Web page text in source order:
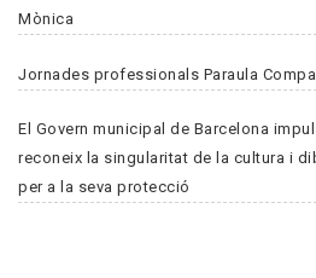
Mònica
Jornades professionals Paraula
El Govern municipal de Barcelona
reconeix la singularitat de la cultura i
per a la seva protecció